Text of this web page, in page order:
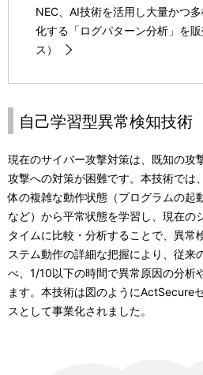
NEC、AI技術を活用し大量かつ
化する「ログパターン分析」を
ス）
自己学習型異常検知技術
現在のサイバー攻撃対策は、既知の攻
攻撃への対策が困難です。本技術では
体の複雑な動作状態（プログラムの起
など）から平常状態を学習し、現在の
タイムに比較・分析することで、異常
ステム動作の詳細な把握により、従来
べ、1/10以下の時間で異常原因の分析
ます。本技術は図のようにActSecure
スとして事業化されました。